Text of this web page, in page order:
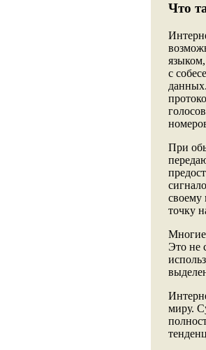
Что
с
При
своему
точку
Это не
миру.